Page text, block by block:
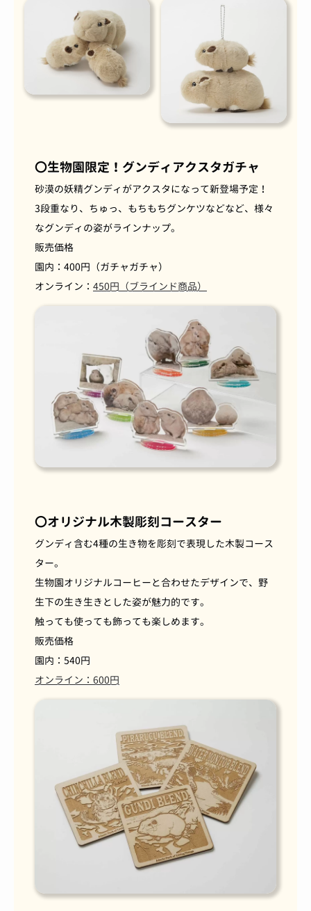
〇生物園限定！グンディアクスタガチャ
砂漠の妖精グンディがアクスタになって新登場予定！
3段重なり、ちゅっ、もちもちグンケツなどなど、様々
なグンディの姿がラインナップ。
販売価格
園内：400円（ガチャガチャ）
オンライン： 450円（ブラインド商品）
〇オリジナル木製彫刻コースター
グンディ含む4種の生き物を彫刻で表現した木製コース
ター。
生物園オリジナルコーヒーと合わせたデザインで、野
生下の生き生きとした姿が魅力的です。
触っても使っても飾っても楽しめます。
販売価格
園内：540円
オンライン：600円